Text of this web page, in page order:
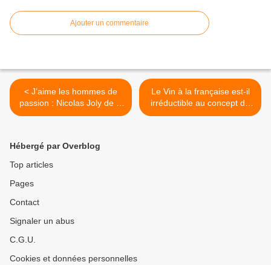
Ajouter un commentaire
< J’aime les hommes de
passion : Nicolas Joly de la
Coulée de Serrant en est
Le Vin à la française est-il
irréductible au concept de
marques mondiales : le
Hébergé par Overblog
Top articles
Pages
Contact
Signaler un abus
C.G.U.
Cookies et données personnelles